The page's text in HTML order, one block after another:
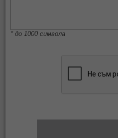
* до 1000 символа